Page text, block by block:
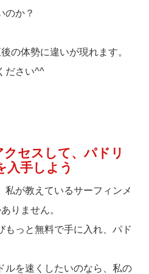
のか？
の体勢に違いが現れます。
ださい^^
セスして、パドリ
入手しよう
私が教えているサーフィンメ
りません。
もっと無料で手に入れ、パド
ルを速くしたいのなら、私の